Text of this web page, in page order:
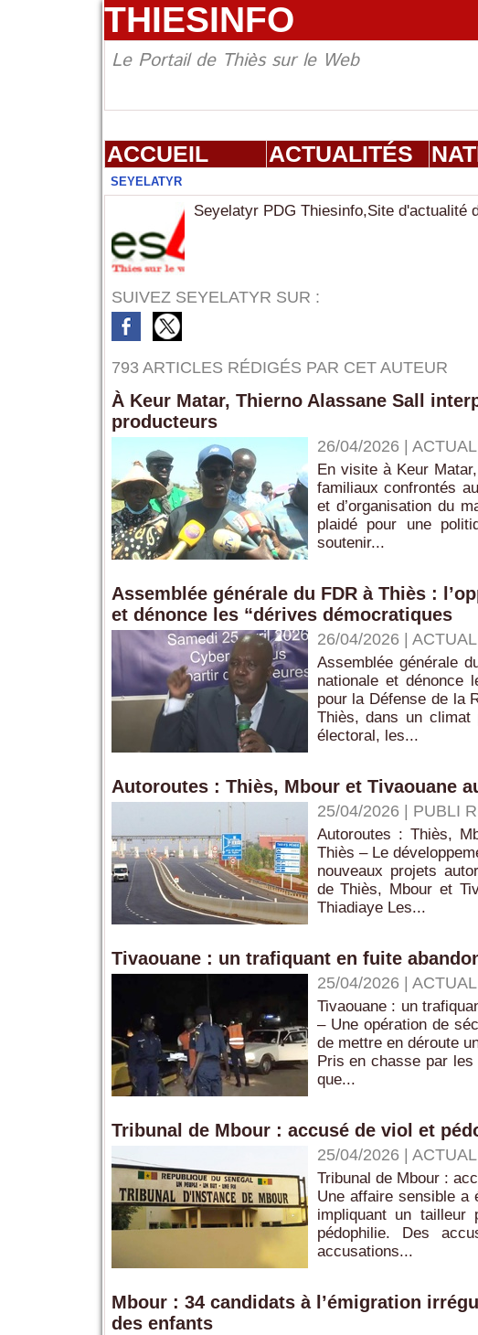
THIESINFO
Le Portail de Thiès sur le Web
ACCUEIL ACTUALITÉS
SEYELATYR
Seyelatyr PDG Thiesinfo,Site d'actualité
SUIVEZ SEYELATYR SUR :
793 ARTICLES RÉDIGÉS PAR CET AUTEUR
À Keur Matar, Thierno Alassane Sall
producteurs
26/04/2026|
En visite à Keur
familiaux confrontés
et d’organisation du
plaidé pour une
soutenir...
Assemblée générale du FDR à Thiès :
et dénonce les “dérives démocratiques
26/04/2026|
Assemblée générale
nationale et dénonce
pour la Défense de la
Thiès, dans un climat
électoral, les...
Autoroutes : Thiès, Mbour et Tivaouane
25/04/2026| PUBLI
Autoroutes : Thiès,
Thiès – Le
nouveaux projets
de Thiès, Mbour et
Thiadiaye Les...
Tivaouane : un trafiquant en fuite
25/04/2026|
Tivaouane : un
– Une opération de
de mettre en déroute
Pris en chasse par
que...
Tribunal de Mbour : accusé de viol et
25/04/2026|
Tribunal de Mbour :
Une affaire sensible a
impliquant un
pédophilie. Des
accusations...
Mbour : 34 candidats à l’émigration
des enfants